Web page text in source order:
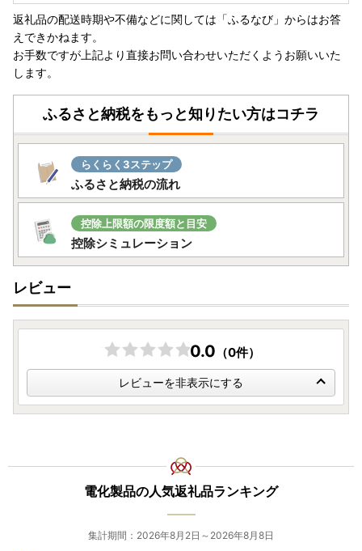
返礼品の配送時期や不備などに関しては「ふるなび」からはお答
えできかねます。
お手数ですが上記より直接お問い合わせいただくようお願いいた
します。
ふるさと納税をもっと知りたい方はコチラ
らくらく3ステップ
ふるさと納税の流れ
控除上限額の限度額と目安
控除シミュレーション
レビュー
0.0 （0件）
レビューを非表示にする
電化製品の人気返礼品ランキング
集計期間：2026年8月2日～2026年8月8日